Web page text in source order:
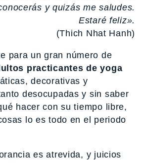
y quizás me saludes.
Estaré feliz».
(Thich Nhat Hanh)
para un gran número de
practicantes de yoga
decorativas y
desocupadas y sin saber
hacer con su tiempo libre,
lo es todo en el periodo
es atrevida, y juicios